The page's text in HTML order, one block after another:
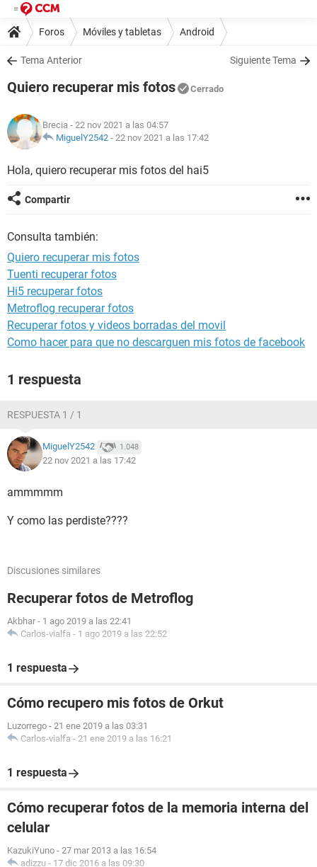
Foros Móviles y tabletas Android
Tema Anterior Siguiente Tema
Quiero recuperar mis fotos Cerrado
Brecia - 22 nov 2021 a las 04:57
MiguelY2542 - 22 nov 2021 a las 17:42
Hola, quiero recuperar mis fotos del hai5
Compartir
Consulta también:
Quiero recuperar mis fotos
Tuenti recuperar fotos
Hi5 recuperar fotos
Metroflog recuperar fotos
Recuperar fotos y videos borradas del movil
Como hacer para que no descarguen mis fotos de facebook
1 respuesta
RESPUESTA 1 / 1
MiguelY2542 1.048
22 nov 2021 a las 17:42
ammmmm
Y como las perdiste????
Discusiones similares
Recuperar fotos de Metroflog
Akbhar - 1 ago 2019 a las 22:41
Carlos-vialfa - 1 ago 2019 a las 22:52
1 respuesta
Cómo recupero mis fotos de Orkut
Luzorrego - 21 ene 2019 a las 03:31
Carlos-vialfa - 21 ene 2019 a las 16:21
1 respuesta
Cómo recuperar fotos de la memoria interna del
celular
KazukiYuno - 27 mar 2013 a las 16:54
adizzu - 17 dic 2016 a las 09:30